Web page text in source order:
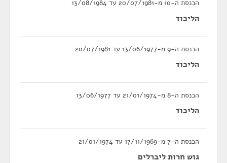
הכנסת ה-10 מ-20/07/1981 עד 13/08/1984
הליכוד
הכנסת ה-9 מ-13/06/1977 עד 20/07/1981
הליכוד
הכנסת ה-8 מ-21/01/1974 עד 13/06/1977
הליכוד
הכנסת ה-7 מ-17/11/1969 עד 21/01/1974
גוש חרות ליברלים